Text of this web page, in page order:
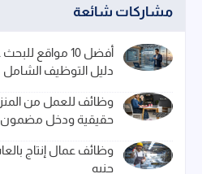
مشاركات شائعة
دليل التوظيف الشامل
حقيقية ودخل مضمون
جنيه